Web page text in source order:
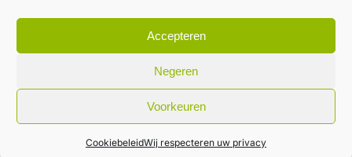
Accepteren
Negeren
Voorkeuren
CookiebeleidWij respecteren uw privacy
Blijft op de hoogte
Rechtstreeks van het veld naar je inbox.
Inschrijven nieuwsbrief
Algemene voorwaarden|Privacybeleid| gemaakt met door
creativitijd